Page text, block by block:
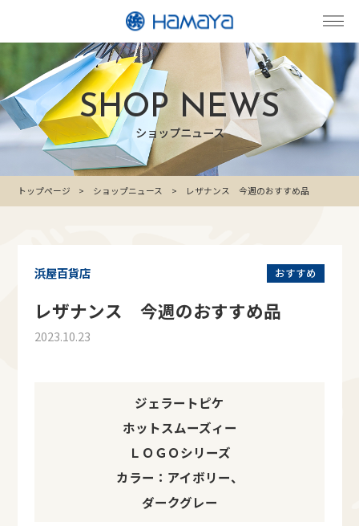
SHOP NEWS
ショップニュース
トップページ ショップニュース レザナンス 今週のおすすめ品
おすすめ
浜屋百貨店
レザナンス 今週のおすすめ品
2023.10.23
ジェラートピケ
ホットスムーズィー
ＬＯＧＯシリーズ
カラー：アイボリー、
ダークグレー